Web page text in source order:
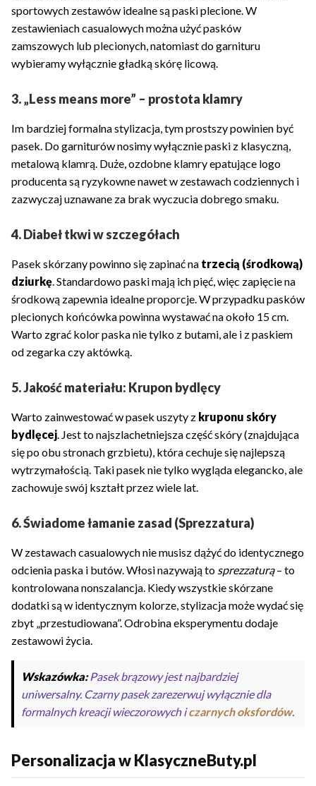
sportowych zestawów idealne są paski plecione. W
zestawieniach casualowych można użyć pasków
zamszowych lub plecionych, natomiast do garnituru
wybieramy wyłącznie gładką skórę licową.
3. „Less means more” – prostota klamry
Im bardziej formalna stylizacja, tym prostszy powinien być
pasek. Do garniturów nosimy wyłącznie paski z klasyczną,
metalową klamrą. Duże, ozdobne klamry epatujące logo
producenta są ryzykowne nawet w zestawach codziennych i
zazwyczaj uznawane za brak wyczucia dobrego smaku.
4. Diabeł tkwi w szczegółach
Pasek skórzany powinno się zapinać na trzecią (środkową)
dziurkę . Standardowo paski mają ich pięć, więc zapięcie na
środkową zapewnia idealne proporcje. W przypadku pasków
plecionych końcówka powinna wystawać na około 15 cm.
Warto zgrać kolor paska nie tylko z butami, ale i z paskiem
od zegarka czy aktówką.
5. Jakość materiału: Krupon bydlęcy
Warto zainwestować w pasek uszyty z kruponu skóry
bydlęcej . Jest to najszlachetniejsza część skóry (znajdująca
się po obu stronach grzbietu), która cechuje się najlepszą
wytrzymałością. Taki pasek nie tylko wygląda elegancko, ale
zachowuje swój kształt przez wiele lat.
6. Świadome łamanie zasad (Sprezzatura)
W zestawach casualowych nie musisz dążyć do identycznego
odcienia paska i butów. Włosi nazywają to sprezzaturą– to
kontrolowana nonszalancja. Kiedy wszystkie skórzane
dodatki są w identycznym kolorze, stylizacja może wydać się
zbyt „przestudiowana”. Odrobina eksperymentu dodaje
zestawowi życia.
Wskazówka:Pasek brązowy jest najbardziej
uniwersalny. Czarny pasek zarezerwuj wyłącznie dla
formalnych kreacji wieczorowych iczarnych oksfordów.
Personalizacja w KlasyczneButy.pl